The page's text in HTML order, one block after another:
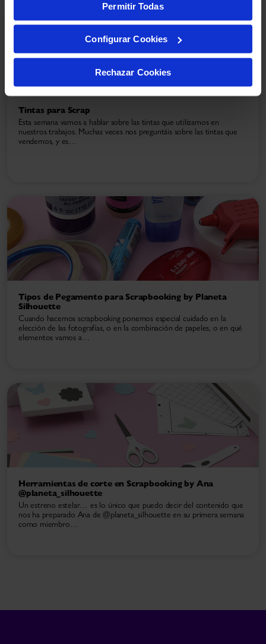
Permitir Todas
Configurar Cookies
Rechazar Cookies
Tintas para Scrap
Esta semana vamos a hablar sobre las tintas que utilizamos en
nuestros trabajos. Muchas veces nos preguntáis sobre las tintas que
vendemos, y es…
Tipos de Pegamento para Scrapbooking by Planeta
Silhouette
Cuando hacemos scrapbooking ponemos especial cuidado en la
elección de las fotografías, o en la combinación de papeles, o en qué
elementos vamos a…
Herramientas de corte en Scrapbooking by Ana
@planeta_silhouette
Un estreno estelar… es lo único que puedo decir del contenido que
nos ha preparado Ana de @planeta_silhouette en su primera semana
como miembro…